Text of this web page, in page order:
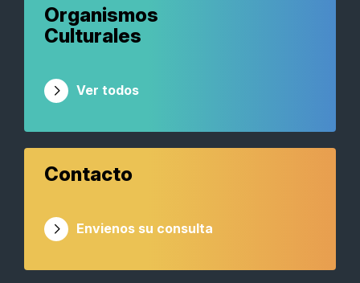
Organismos
Culturales
Ver todos
Contacto
Envienos su consulta